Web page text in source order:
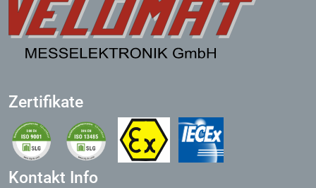
Zertifikate
Kontakt Info